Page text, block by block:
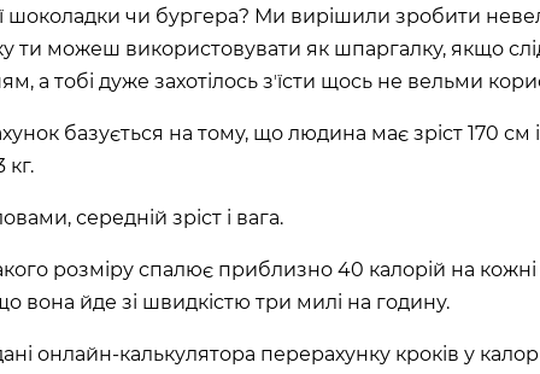
02000
МЕТРО
шоколадки чи бургера? Ми вирішили зробити
ти можеш використовувати як шпаргалку, якщо
а тобі дуже захотілось зʼїсти щось не вельми
базується на тому, що людина має зріст 170 см
кг.
середній зріст і вага.
розміру спалює приблизно 40 калорій на
вона йде зі швидкістю три милі на годину.
онлайн-калькулятора перерахунку кроків у